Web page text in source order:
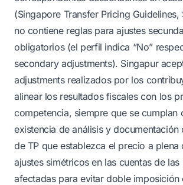
(Singapore Transfer Pricing Guidelines,
no contiene reglas para ajustes
obligatorios (el perfil indica “No”
secondary adjustments). Singapur
adjustments realizados por los
alinear los resultados fiscales con los
competencia, siempre que se cumplan
existencia de análisis y documentación
de TP que establezca el precio a plena
ajustes simétricos en las cuentas de las
afectadas para evitar doble imposición